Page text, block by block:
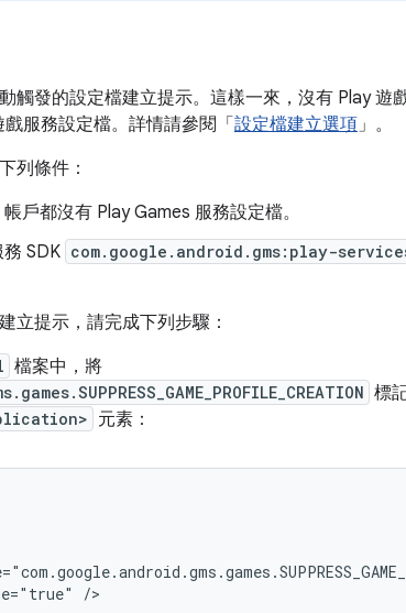
觸發的設定檔建立提示。這樣一來，沒有 Play 遊
服務設定檔。詳情請參閱「 設定檔建立選項」。
列條件：
戶都沒有 Play Games 服務設定檔。
SDK com.google.android.gms:play-
立提示，請完成下列步驟：
檔案中，將
標
元素：
/>